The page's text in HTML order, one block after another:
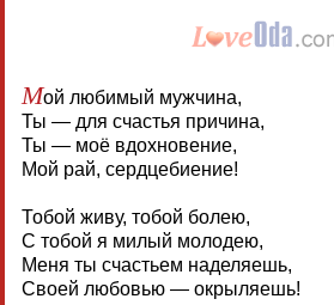
Мой любимый мужчина,
Ты — для счастья причина,
Ты — моё вдохновение,
Мой рай, сердцебиение!
Тобой живу, тобой болею,
С тобой я милый молодею,
Меня ты счастьем наделяешь,
Своей любовью — окрыляешь!